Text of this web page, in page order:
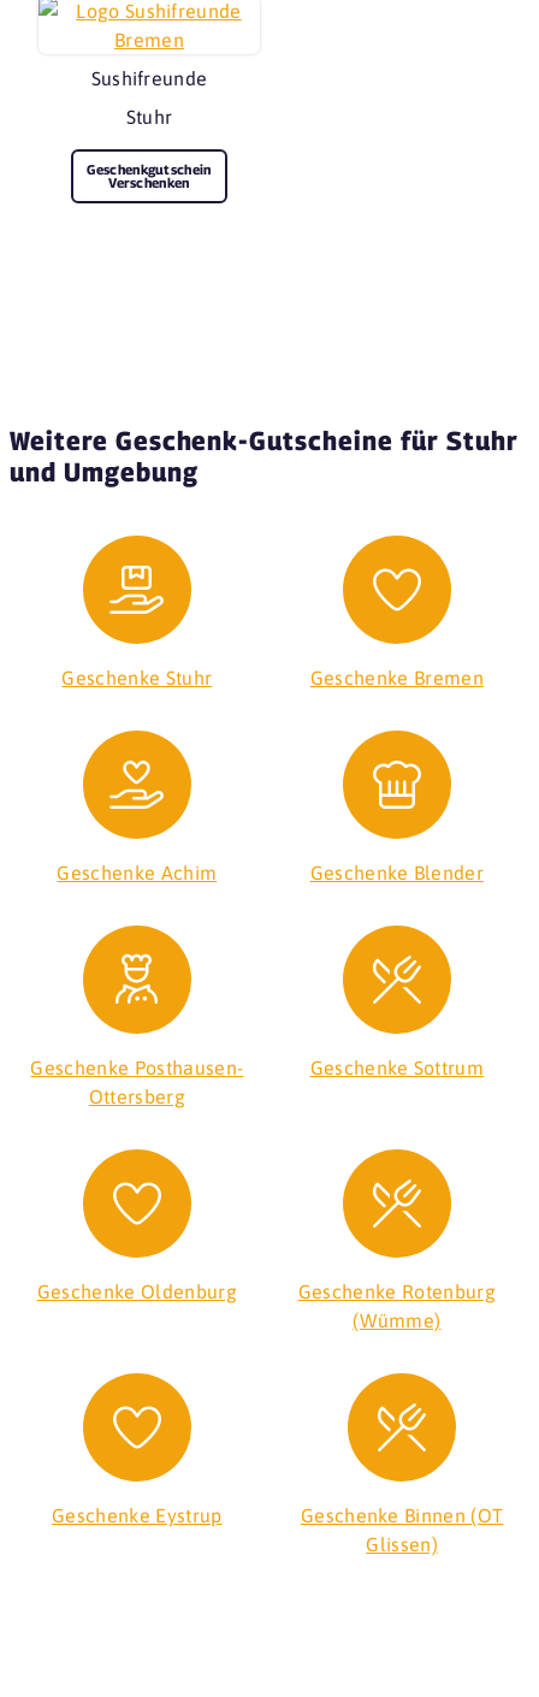
Sushifreunde
Stuhr
Geschenkgutschein
Verschenken
Weitere Geschenk-Gutscheine für Stuhr
und Umgebung
Geschenke Stuhr Geschenke Bremen
Geschenke Achim Geschenke Blender
Geschenke Posthausen-
Ottersberg
Geschenke Sottrum
Geschenke Oldenburg
Geschenke Rotenburg
(Wümme)
Geschenke Eystrup
Geschenke Binnen (OT
Glissen)